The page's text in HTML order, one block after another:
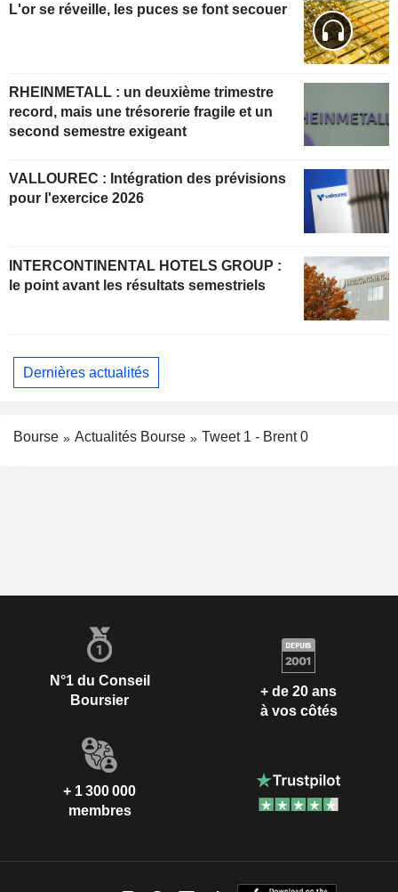
L'or se réveille, les puces se font secouer
RHEINMETALL : un deuxième trimestre
record, mais une trésorerie fragile et un
second semestre exigeant
VALLOUREC : Intégration des prévisions
pour l'exercice 2026
INTERCONTINENTAL HOTELS GROUP :
le point avant les résultats semestriels
Dernières actualités
Bourse Actualités Bourse Tweet 1 - Brent 0
N°1 du Conseil
Boursier
+ de 20 ans
à vos côtés
+ 1 300 000
membres